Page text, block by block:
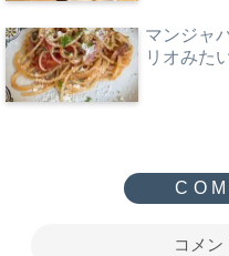
マンジャ
リオみた
コメン